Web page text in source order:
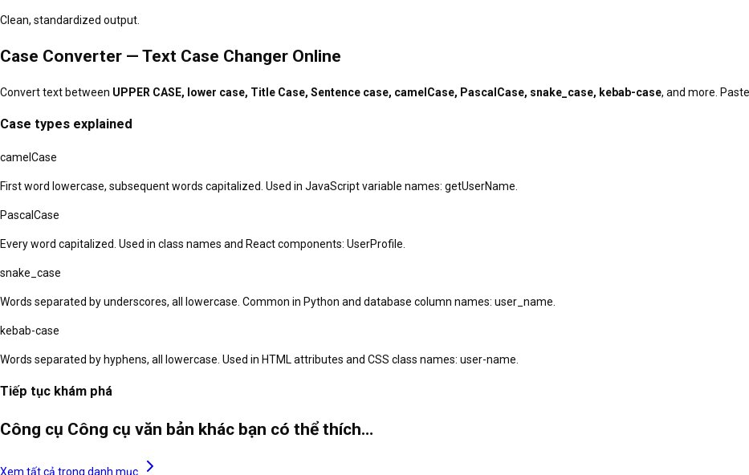
Clean, standardized output.
Case Converter — Text Case Changer Online
Convert text between UPPER CASE, lower case, Title Case, Sentence case, camelCase, PascalCase, snake_case, kebab-case, and more.
Case types explained
camelCase
First word lowercase, subsequent words capitalized. Used in JavaScript variable names: getUserName.
PascalCase
Every word capitalized. Used in class names and React components: UserProfile.
snake_case
Words separated by underscores, all lowercase. Common in Python and database column names: user_name.
kebab-case
Words separated by hyphens, all lowercase. Used in HTML attributes and CSS class names: user-name.
Tiếp tục khám phá
Công cụ Công cụ văn bản khác bạn có thể thích…
Xem tất cả trong danh mục